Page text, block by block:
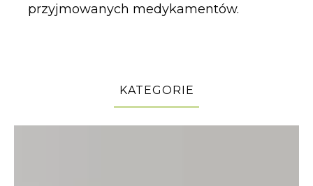
przyjmowanych medykamentów.
KATEGORIE